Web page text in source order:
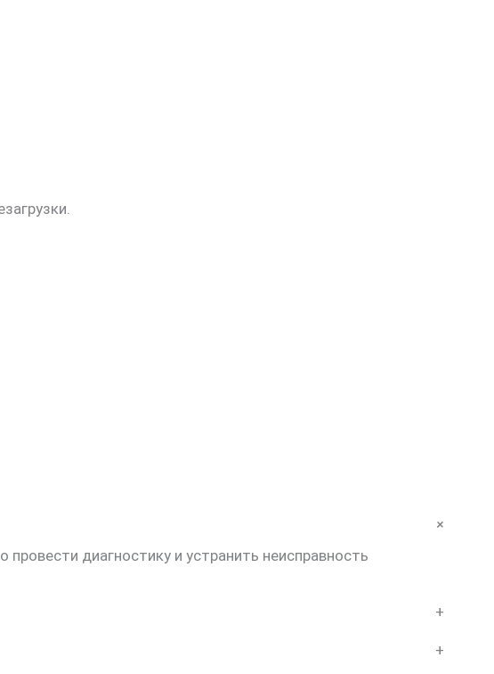
+
диагностику и устранить неисправность
+
+